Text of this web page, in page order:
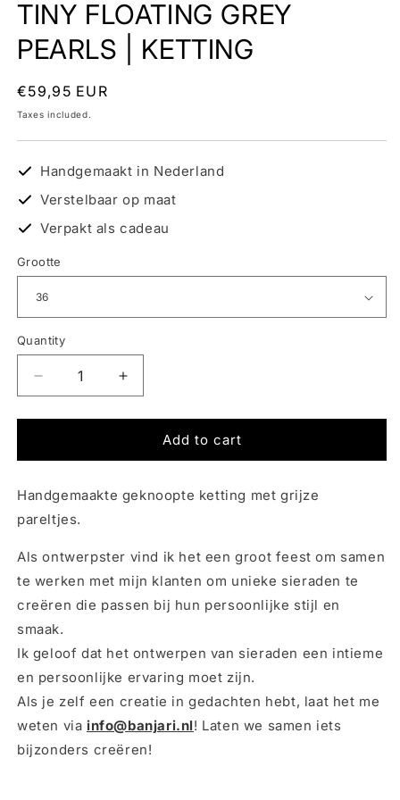
TINY FLOATING GREY
PEARLS | KETTING
Regular
price
€59,95 EUR
Taxes included.
Handgemaakt in Nederland
Verstelbaar op maat
Verpakt als cadeau
Grootte
Quantity
Decrease
quantity
for
FLOATING
PEARLS
|
Increase
quantity
for
FLOATING
PEARLS
Add to cart
Handgemaakte geknoopte ketting met grijze
pareltjes.
Als ontwerpster vind ik het een groot feest om samen
te werken met mijn klanten om unieke sieraden te
creëren die passen bij hun persoonlijke stijl en
smaak.
Ik geloof dat het ontwerpen van sieraden een intieme
en persoonlijke ervaring moet zijn.
Als je zelf een creatie in gedachten hebt, laat het me
weten via info@banjari.nl! Laten we samen iets
bijzonders creëren!